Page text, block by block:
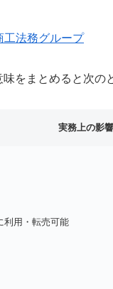
工法務グループ
をまとめると次の
実務上の影響
利用・転売可能